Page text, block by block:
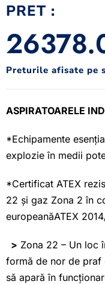
PRET :
Preturile afisate pe
ASPIRATOARELE
*Echipamente
explozie în medii
*Certificat ATEX
22 și gaz Zona 2 în
europeanăATEX
> Zona 22 – Un loc
formă de nor de praf
să apară în